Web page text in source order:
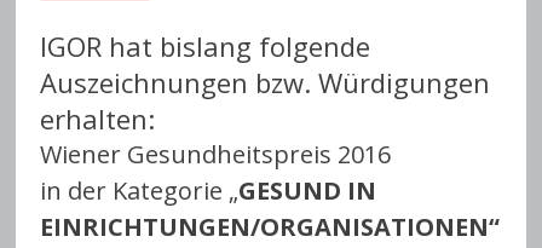
IGOR hat bislang folgende
Auszeichnungen bzw. Würdigungen
erhalten:
Wiener Gesundheitspreis 2016
in der Kategorie „GESUND IN
EINRICHTUNGEN/ORGANISATIONEN“